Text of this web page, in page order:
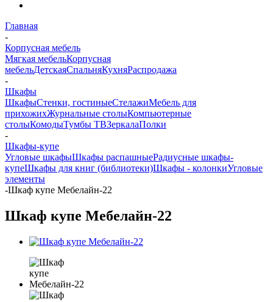
Главная
-
Корпусная мебель
Мягкая мебельКорпусная
мебельДетскаяСпальняКухняРаспродажа
-
Шкафы
ШкафыСтенки, гостиныеСтелажиМебель для
прихожихЖурнальные столыКомпьютерные
столыКомодыТумбы ТВЗеркалаПолки
-
Шкафы-купе
Угловые шкафыШкафы распашныеРадиусные шкафы-
купеШкафы для книг (библиотеки)Шкафы - колонкиУгловые
элементы
-Шкаф купе Мебелайн-22
Шкаф купе Мебелайн-22